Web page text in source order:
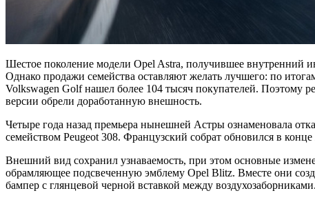
Шестое поколение модели Opel Astra, получившее внутренний
Однако продажи семейства оставляют желать лучшего: по
Volkswagen Golf нашел более 104 тысяч покупателей. Поэтому
версии обрели доработанную внешность.
Четыре года назад премьера нынешней Астры ознаменовала
семейством Peugeot 308. Французский собрат обновился в
Внешний вид сохранил узнаваемость, при этом основные
обрамляющее подсвеченную эмблему Opel Blitz. Вместе они
бампер с глянцевой черной вставкой между